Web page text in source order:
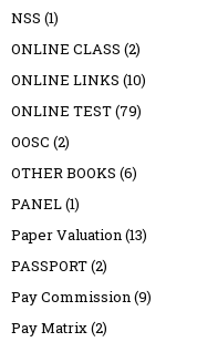
NSS (1)
ONLINE CLASS (2)
ONLINE LINKS (10)
ONLINE TEST(79)
OOSC (2)
OTHER BOOKS (6)
PANEL(1)
Paper Valuation(13)
PASSPORT(2)
Pay Commission(9)
Pay Matrix(2)